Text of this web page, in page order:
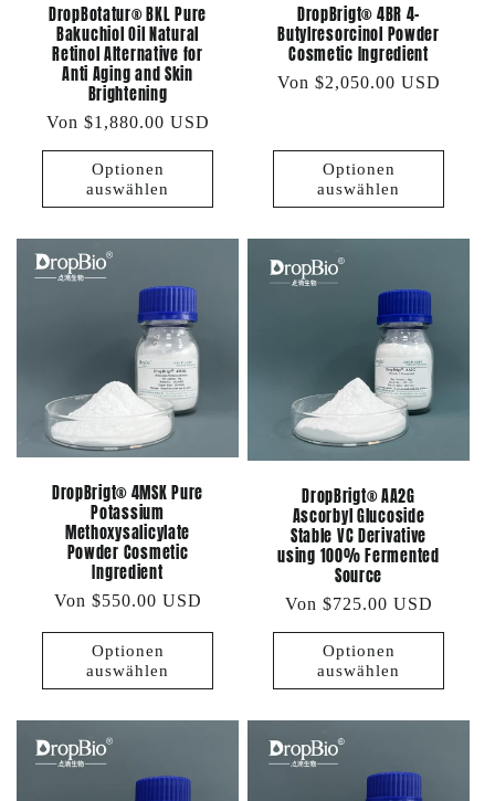
DropBotatur® BKL Pure
Bakuchiol Oil Natural
Retinol Alternative for
Anti Aging and Skin
Brightening
Normaler
Preis
Von $1,880.00 USD
Optionen
auswählen
DropBrigt® 4BR 4-
Butylresorcinol Powder
Cosmetic Ingredient
Normaler
Von $2,050.00 USD
Optionen
auswählen
DropBrigt® 4MSK Pure
Potassium
Methoxysalicylate
Powder Cosmetic
Ingredient
Normaler
Preis
Von $550.00 USD
Optionen
auswählen
DropBrigt® AA2G
Ascorbyl Glucoside
Stable VC Derivative
using 100% Fermented
Source
Normaler
Preis
Von $725.00 USD
Optionen
auswählen